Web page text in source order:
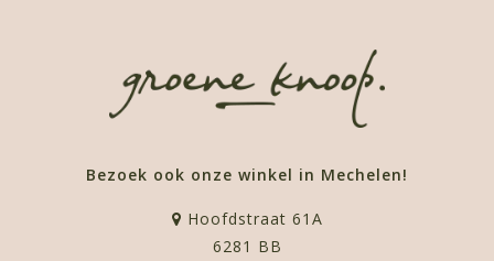
Bezoek ook onze winkel in Mechelen!
Hoofdstraat 61A
6281 BB